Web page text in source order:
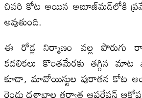
చివరి కోట అయిన అబూజ్‌మడ్‌లోకి
అవుతుంది.
ఈ రోడ్ల నిర్మాణం వల్ల పొరుగు
కదలికలు కొంతమేరకు తగ్గిన మాట
కూడా, మావోయిస్టుల పురాతన కోట
రెండు దశాబ్దాల తర్వాత ఆపరేషన్